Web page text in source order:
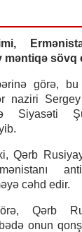
məntiqə sövq
görə, bu
naziri
Qərb
anti-
cəhd edir.
Qərb
onun